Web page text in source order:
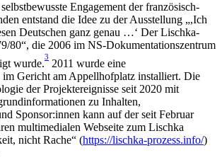
Engagement der französisch-
entstand die Idee zu der Ausstellung „,Ich
Deutschen ganz genau …‘ Der Lischka-
80“, die 2006 im NS-Dokumentationszentrum
wurde.
3
2011 wurde eine
im Gericht am Appellhofplatz installiert. Die
der Projektereignisse seit 2020 mit
zu Inhalten,
Sponsor:innen kann auf der seit Februar
multimedialen Webseite zum Lischka
nicht Rache“ (https://lischka-prozess.info/)